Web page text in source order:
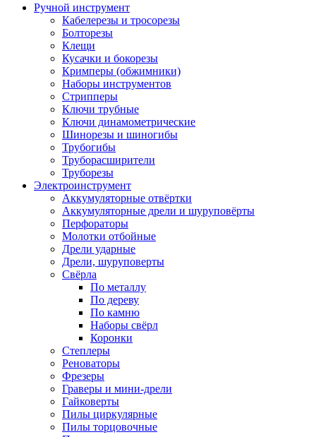
Ручной инструмент
Кабелерезы и тросорезы
Болторезы
Клещи
Кусачки и бокорезы
Кримперы (обжимники)
Наборы инструментов
Стрипперы
Ключи трубные
Ключи динамометрические
Шинорезы и шиногибы
Трубогибы
Труборасширители
Труборезы
Электроинструмент
Аккумуляторные отвёртки
Аккумуляторные дрели и шуруповёрты
Перфораторы
Молотки отбойные
Дрели ударные
Дрели, шуруповерты
Свёрла
По металлу
По дереву
По камню
Наборы свёрл
Коронки
Степлеры
Реноваторы
Фрезеры
Граверы и мини-дрели
Гайковерты
Пилы циркулярные
Пилы торцовочные